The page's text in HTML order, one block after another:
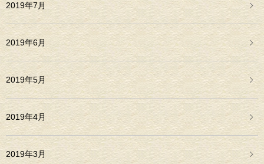
2019年7月
2019年6月
2019年5月
2019年4月
2019年3月